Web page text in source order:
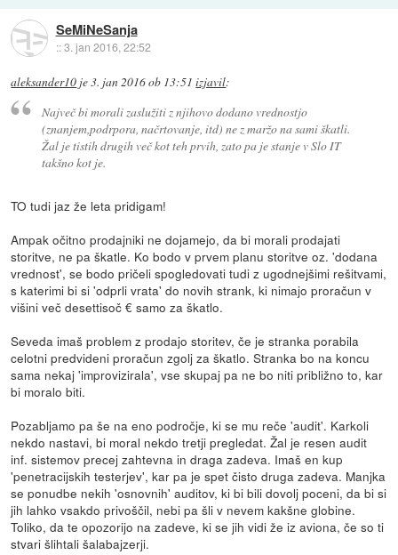
SeMiNeSanja
::3. jan 2016, 22:52
aleksander10 je3. jan 2016 ob 13:51 izjavil:
Največ bi morali zaslužiti z njihovo dodano vrednostjo
(znanjem,podrpora, načrtovanje, itd) ne z maržo na sami škatli.
Žal je tistih drugih več kot teh prvih, zato pa je stanje v Slo IT
takšno kot je.
TO tudi jaz že leta pridigam!
Ampak očitno prodajniki ne dojamejo, da bi morali prodajati
storitve, ne pa škatle. Ko bodo v prvem planu storitve oz. 'dodana
vrednost', se bodo pričeli spogledovati tudi z ugodnejšimi rešitvami,
s katerimi bi si 'odprli vrata' do novih strank, ki nimajo proračun v
višini več desettisoč € samo za škatlo.
Seveda imaš problem z prodajo storitev, če je stranka porabila
celotni predvideni proračun zgolj za škatlo. Stranka bo na koncu
sama nekaj 'improvizirala', vse skupaj pa ne bo niti približno to, kar
bi moralo biti.
Pozabljamo pa še na eno področje, ki se mu reče 'audit'. Karkoli
nekdo nastavi, bi moral nekdo tretji pregledat. Žal je resen audit
inf. sistemov precej zahtevna in draga zadeva. Imaš en kup
'penetracijskih testerjev', kar pa je spet čisto druga zadeva. Manjka
se ponudbe nekih 'osnovnih' auditov, ki bi bili dovolj poceni, da bi si
jih lahko vsakdo privoščil, nebi pa šli v nevem kakšne globine.
Toliko, da te opozorijo na zadeve, ki se jih vidi že iz aviona, če so ti
stvari šlihtali šalabajzerji.